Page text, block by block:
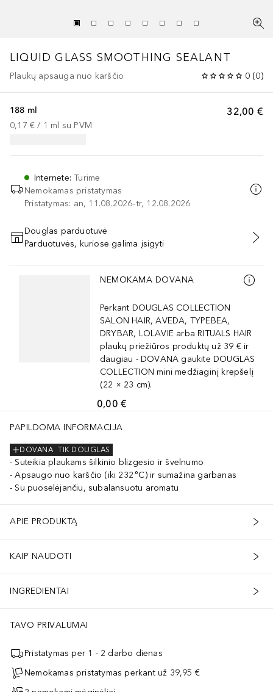
LIQUID GLASS SMOOTHING SEALANT
Plaukų apsauga nuo karščio 0 (0)
32,00 €
188 ml
0,17 € / 1 ml su PVM
Internete:Turime
Nemokamas pristatymas
Pristatymas: an, 11.08.2026–tr, 12.08.2026
PRIDĖTI Į KREPŠELĮ
Douglas parduotuvė
Parduotuvės, kuriose galima įsigyti
Praleisti slankiklį
NEMOKAMA DOVANA
Perkant DOUGLAS COLLECTION
SALON HAIR, AVEDA, TYPEBEA,
DRYBAR, LOLAVIE arba RITUALS HAIR
plaukų priežiūros produktų už 39 € ir
daugiau - DOVANA gaukite DOUGLAS
COLLECTION mini medžiaginį krepšelį
(22 × 23 cm).
0,00 €
PAPILDOMA INFORMACIJA
TIK DOUGLAS
DOVANA
Suteikia plaukams šilkinio blizgesio ir švelnumo
Apsaugo nuo karščio (iki 232 °C) ir sumažina garbanas
Su puoselėjančiu, subalansuotu aromatu
APIE PRODUKTĄ
KAIP NAUDOTI
INGREDIENTAI
TAVO PRIVALUMAI
Pristatymas per 1 - 2 darbo dienas
Nemokamas pristatymas perkant už 39,95 €